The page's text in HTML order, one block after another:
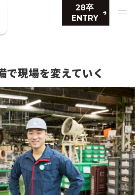
28卒
ENTRY
で現場を変えていく